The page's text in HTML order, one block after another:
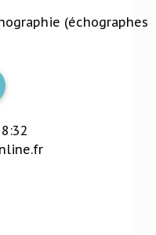
(échographes